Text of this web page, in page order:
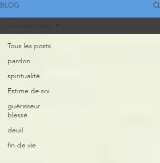
BLOG
Tous les posts
pardon
spiritualité
Estime de soi
guérisseur
blessé
deuil
fin de vie